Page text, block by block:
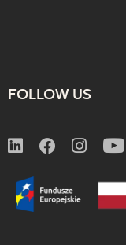
FOLLOW US